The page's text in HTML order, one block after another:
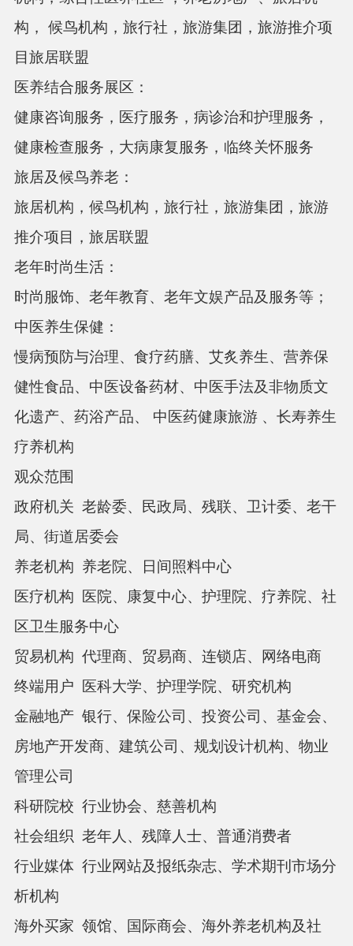
构，
候鸟机构，旅行社，旅游集团，旅游推介项
目旅居联盟
医养结合服务展区：
健康咨询服务，医疗服务，病诊治和护理服务，
健康检查服务，大病康复服务，临终关怀服务
旅居及候鸟养老：
旅居机构，候鸟机构，旅行社，旅游集团，旅游
推介项目，旅居联盟
老年时尚生活：
时尚服饰、老年教育、老年文娱产品及服务等；
中医养生保健：
慢病预防与治理、食疗药膳、艾炙养生、营养保
健性食品、中医设备药材、中医手法及非物质文
化遗产、药浴产品、
中医药健康旅游 、长寿养生
疗养机构
观众范围
政府机关 老龄委、民政局、残联、卫计委、老干
局、街道居委会
养老机构 养老院、日间照料中心
医疗机构 医院、康复中心、护理院、疗养院、社
区卫生服务中心
贸易机构 代理商、贸易商、连锁店、网络电商
终端用户 医科大学、护理学院、研究机构
金融地产 银行、保险公司、投资公司、基金会、
房地产开发商、建筑公司、规划设计机构、物业
管理公司
科研院校 行业协会、慈善机构
社会组织 老年人、残障人士、普通消费者
行业媒体 行业网站及报纸杂志、学术期刊市场分
析机构
海外买家 领馆、国际商会、海外养老机构及社